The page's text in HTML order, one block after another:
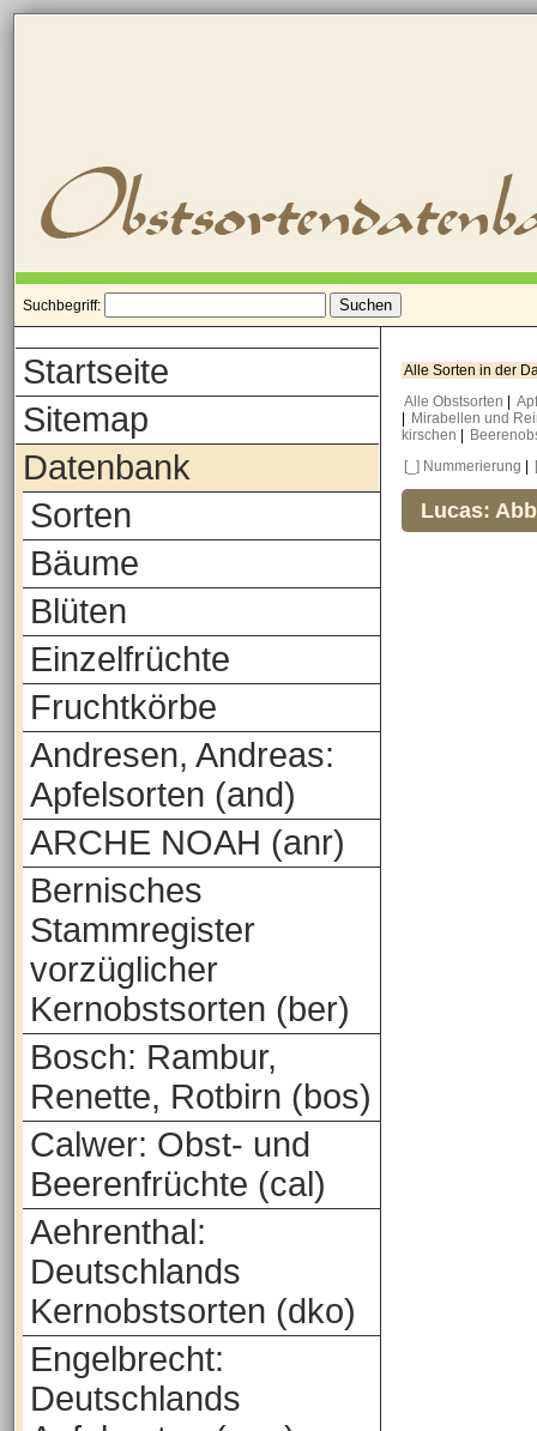
Suchbegriff:
Startseite
Sitemap
Datenbank
Sorten
Bäume
Blüten
Einzelfrüchte
Fruchtkörbe
Andresen, Andreas:
Apfelsorten (and)
ARCHE NOAH (anr)
Bernisches
Stammregister
vorzüglicher
Kernobstsorten (ber)
Bosch: Rambur,
Renette, Rotbirn (bos)
Calwer: Obst- und
Beerenfrüchte (cal)
Aehrenthal:
Deutschlands
Kernobstsorten (dko)
Engelbrecht:
Deutschlands
Alle Sorten in der
Alle Obstsorten
Mirabellen und
kirschen
[_] Nummerierung
Lucas: